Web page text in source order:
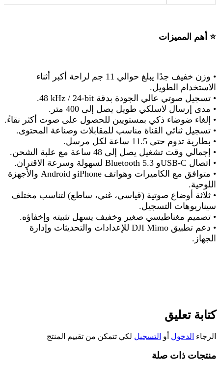
⭐ أهم المميزات
•
وزن خفيف جدًا يبلغ حوالي 11 جم لراحة أكبر أثناء
الاستخدام الطويل.
• تسجيل صوتي عالي الجودة بدقة 48 kHz / 24-bit
.
• مدى إرسال لاسلكي طويل يصل إلى 400 متر
.
• إلغاء ضوضاء ذكي بمستويين للحصول على صوت أكثر نقاءً.
• تسجيل ثنائي القناة مناسب للمقابلات وصناعة المحتوى.
• بطارية تدوم حتى 11.5 ساعة لكل مرسل
.
• إجمالي وقت تشغيل يصل إلى 48 ساعة مع علبة الشحن
.
• اتصال وUSB-C لسهولة وسرعة الاقتران.
• متوافق مع الكاميرات وهواتف وiPhone
والأجهزة
اللوحية.
• ثلاثة أوضاع صوتية (قياسي، غني، ساطع) لتناسب مختلف
سيناريوهات التسجيل.
• تصميم مغناطيسي صغير وخفيف يسهل تثبيته وإخفاؤه.
• دعم تطبيق
للإعدادات والتحديثات وإدارة
الجهاز .
كتابة تعليق
الرجاء الدخول أو التسجيل لكي تتمكن من تقييم المنتج
منتجات ذات صلة